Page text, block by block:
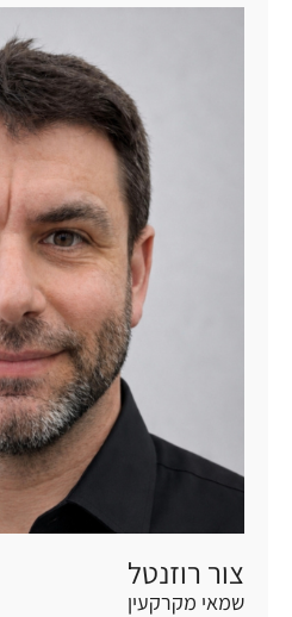
צור רוזנטל
שמאי מקרקעין